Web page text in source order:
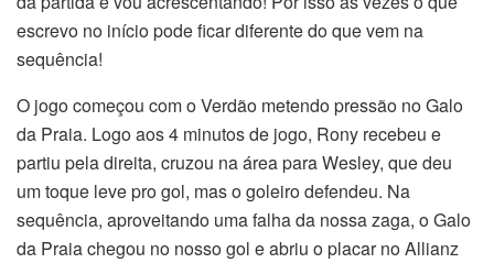
escrevo no início pode ficar diferente do que vem na
sequência!
O jogo começou com o Verdão metendo pressão no Galo
da Praia. Logo aos 4 minutos de jogo, Rony recebeu e
partiu pela direita, cruzou na área para Wesley, que deu
um toque leve pro gol, mas o goleiro defendeu. Na
sequência, aproveitando uma falha da nossa zaga, o Galo
da Praia chegou no nosso gol e abriu o placar no Allianz